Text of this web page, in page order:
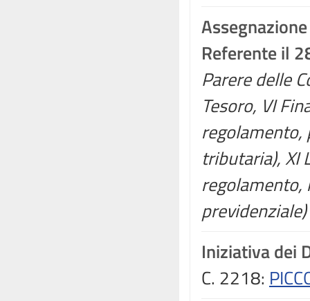
Assegnazione
Referente il
Parere delle
Tesoro, VI
tributaria), XI
Iniziativa dei
C. 2218: